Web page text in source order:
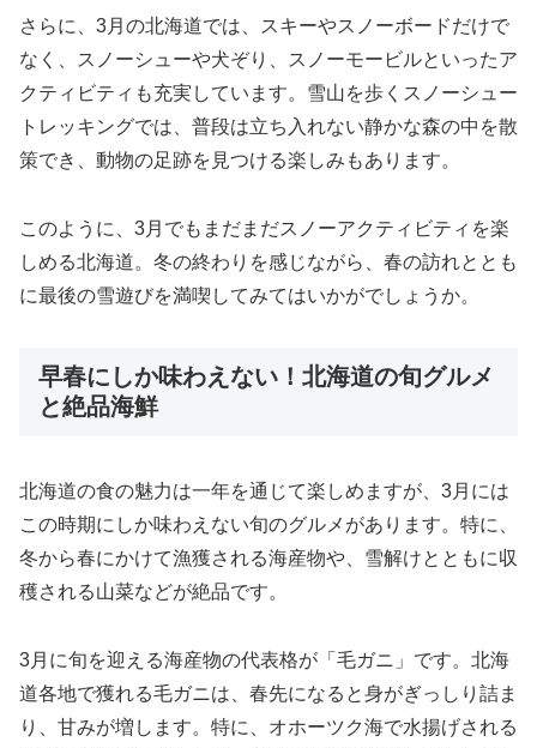
さらに、3月の北海道では、スキーやスノーボードだけで
なく、スノーシューや犬ぞり、スノーモービルといったア
クティビティも充実しています。雪山を歩くスノーシュー
トレッキングでは、普段は立ち入れない静かな森の中を散
策でき、動物の足跡を見つける楽しみもあります。
このように、3月でもまだまだスノーアクティビティを楽
しめる北海道。冬の終わりを感じながら、春の訪れととも
に最後の雪遊びを満喫してみてはいかがでしょうか。
早春にしか味わえない！北海道の旬グルメ
と絶品海鮮
北海道の食の魅力は一年を通じて楽しめますが、3月には
この時期にしか味わえない旬のグルメがあります。特に、
冬から春にかけて漁獲される海産物や、雪解けとともに収
穫される山菜などが絶品です。
3月に旬を迎える海産物の代表格が「毛ガニ」です。北海
道各地で獲れる毛ガニは、春先になると身がぎっしり詰ま
り、甘みが増します。特に、オホーツク海で水揚げされる